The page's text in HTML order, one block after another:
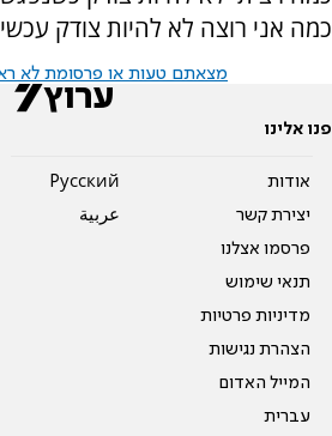
כמה אני רוצה לא להיות צודק
מצאתם טעות או פרסומת לא
פנו אלינו
אודות
יצירת קשר
פרסמו אצלנו
תנאי שימוש
מדיניות פרטיות
הצהרת נגישות
המייל האדום
עברית
Pусский
عربية